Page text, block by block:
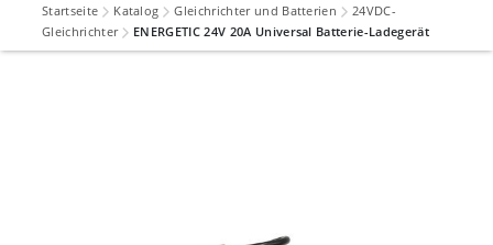
Startseite Katalog Gleichrichter und Batterien
24VDC-
Gleichrichter
ENERGETIC 24V 20A Universal Batterie-Ladegerät